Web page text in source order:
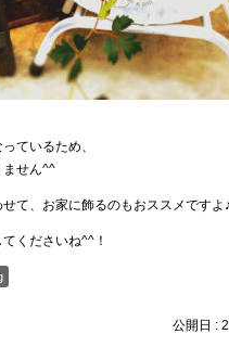
ているため、
ません^^
て、お家に飾るのもおススメですよ♪
くださいね^^！
公開日 :